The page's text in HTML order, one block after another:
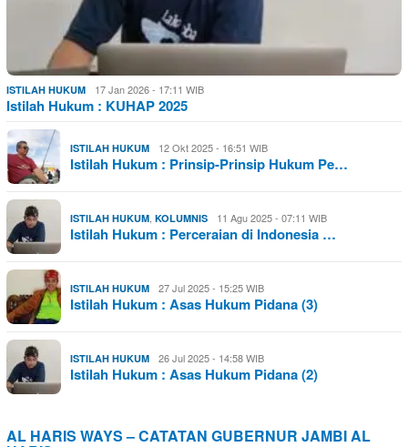
ISTILAH HUKUM 17 Jan 2026 - 17:11 WIB
Istilah Hukum : KUHAP 2025
ISTILAH HUKUM 12 Okt 2025 - 16:51 WIB
Istilah Hukum : Prinsip-Prinsip Hukum Pe…
ISTILAH HUKUM, KOLUMNIS 11 Agu 2025 - 07:11 WIB
Istilah Hukum : Perceraian di Indonesia …
ISTILAH HUKUM 27 Jul 2025 - 15:25 WIB
Istilah Hukum : Asas Hukum Pidana (3)
ISTILAH HUKUM 26 Jul 2025 - 14:58 WIB
Istilah Hukum : Asas Hukum Pidana (2)
AL HARIS WAYS – CATATAN GUBERNUR JAMBI AL